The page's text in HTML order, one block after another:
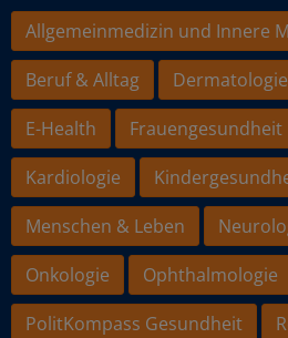
Allgemeinmedizin und Innere
Beruf & Alltag
Dermatologie
E-Health
Frauengesundheit
Kardiologie
Menschen & Leben
Onkologie
Ophthalmologie
PolitKompass Gesundheit